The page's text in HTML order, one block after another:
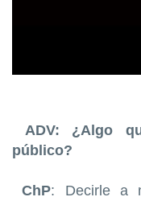
ADV: ¿Algo
público?
ChP: Decirle a